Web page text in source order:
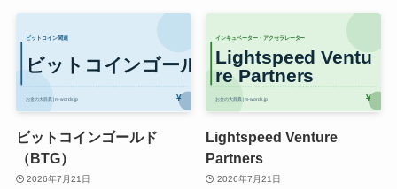
ビットコインゴールド
（BTG）
2026年7月21日
Lightspeed Venture
Partners
2026年7月21日